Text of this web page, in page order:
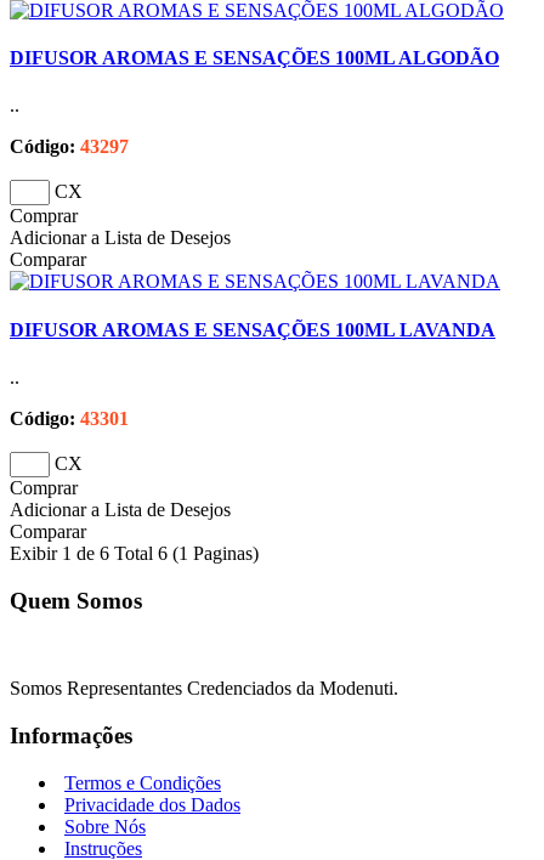
DIFUSOR AROMAS E SENSAÇÕES 100ML ALGODÃO
..
Código: 43297
CX
Comprar
Adicionar a Lista de Desejos
Comparar
DIFUSOR AROMAS E SENSAÇÕES 100ML LAVANDA
..
Código: 43301
CX
Comprar
Adicionar a Lista de Desejos
Comparar
Exibir 1 de 6 Total 6 (1 Paginas)
Quem Somos
Somos Representantes Credenciados da Modenuti.
Informações
Termos e Condições
Privacidade dos Dados
Sobre Nós
Instruções